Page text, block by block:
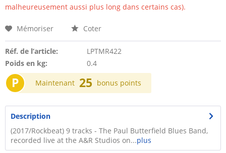
malheureusement aussi plus long dans certains cas).
Mémoriser Coter
Réf. de l’article:
LPTMR422
Poids en kg:
0.4
P Maintenant 25 bonus points
Description
(2017/Rockbeat) 9 tracks - The Paul Butterfield Blues Band,
recorded live at the A&R Studios on...plus